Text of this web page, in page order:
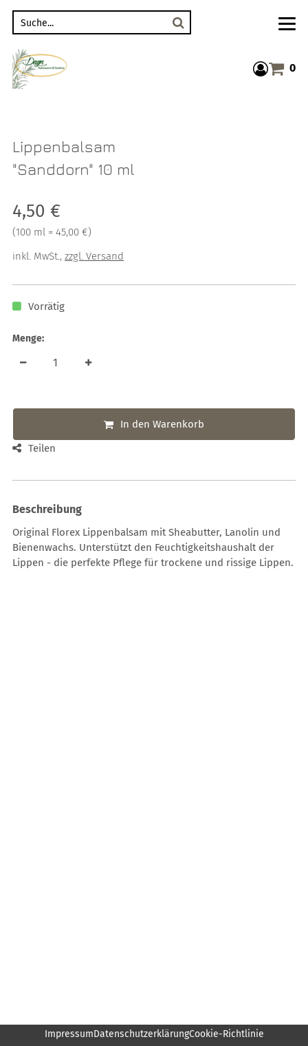
0
Lippenbalsam
"Sanddorn" 10 ml
Verkaufspreis: 4,50 €
4,50 €
Preis pro 100 ml = 45,00 €
(100 ml = 45,00 €)
inkl. MwSt.,zzgl. Versand
Vorrätig
Menge:
In den Warenkorb
Teilen
Beschreibung
Original Florex Lippenbalsam mit Sheabutter, Lanolin und
Bienenwachs. Unterstützt den Feuchtigkeitshaushalt der
Lippen - die perfekte Pflege für trockene und rissige Lippen.
ImpressumDatenschutzerklärungCookie-Richtlinie